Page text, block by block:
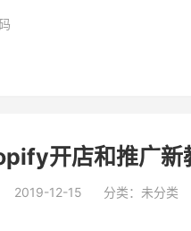
开店和推广新
2019-12-15 分类：未分类